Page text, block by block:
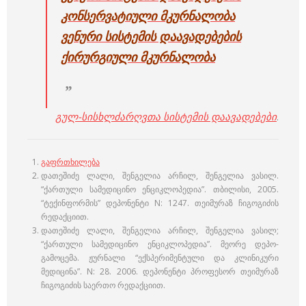
კონსერვატიული მკურნალობა
ვენური სისტემის დაავადებების
ქირურგიულიმკურნალობა
გულ-სისხლძარღვთა სისტემის დაავადებები.
გაფრთხილება
დათეშიძე ლალი, შენგელია არჩილ, შენგელია ვასილ.
“ქართული სამედიცინო ენციკლოპედია”. თბილისი, 2005.
“ტექინფორმის” დეპონენტი N: 1247. თეიმურაზ ჩიგოგიძის
რედაქციით.
დათეშიძე ლალი, შენგელია არჩილ, შენგელია ვასილ;
“ქართული სამედიცინო ენციკლოპედია”. მეორე დეპო-
გამოცემა. ჟურნალი “ექსპერიმენტული და კლინიკური
მედიცინა”. N: 28. 2006. დეპონენტი პროფესორ თეიმურაზ
ჩიგოგიძის საერთო რედაქციით.